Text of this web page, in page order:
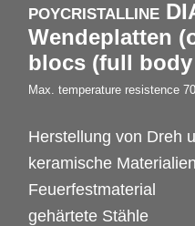
poycristalline
Wendeplatten
blocs (full
Max. temperature resistence
Herstellung von Dreh
keramische Materialien
Feuerfestmaterial
gehärtete Stähle